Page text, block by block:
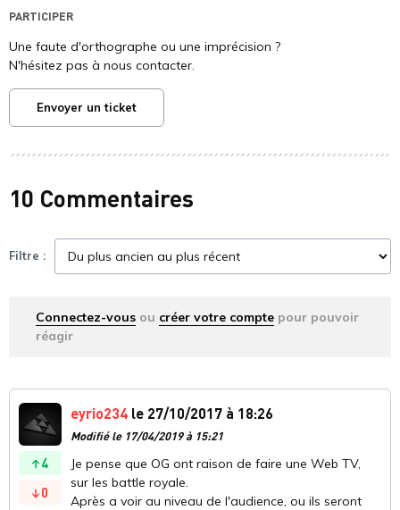
PARTICIPER
Une faute d'orthographe ou une imprécision ?
N'hésitez pas à nous contacter.
Envoyer un ticket
10 Commentaires
Filtre :
Connectez-vous ou créer votre compte pour pouvoir
réagir
4
0
eyrio234 le 27/10/2017 à 18:26
Modifié le 17/04/2019 à 15:21
Je pense que OG ont raison de faire une Web TV,
sur les battle royale.
Après a voir au niveau de l'audience, ou ils seront